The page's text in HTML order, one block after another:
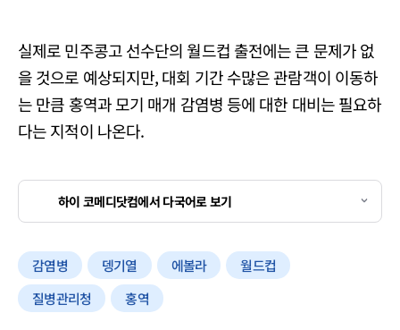
실제로 민주콩고 선수단의 월드컵 출전에는 큰 문제가 없
을 것으로 예상되지만, 대회 기간 수많은 관람객이 이동하
는 만큼 홍역과 모기 매개 감염병 등에 대한 대비는 필요하
다는 지적이 나온다.
하이 코메디닷컴에서 다국어로 보기
감염병 뎅기열 에볼라
월드컵
질병관리청
홍역